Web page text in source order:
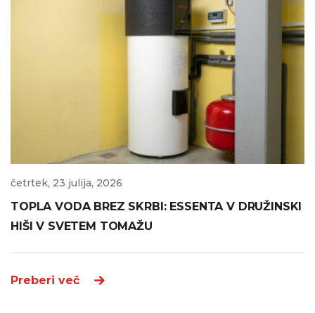
četrtek, 23 julija, 2026
TOPLA VODA BREZ SKRBI: ESSENTA V DRUŽINSKI
HIŠI V SVETEM TOMAŽU
Preberi več